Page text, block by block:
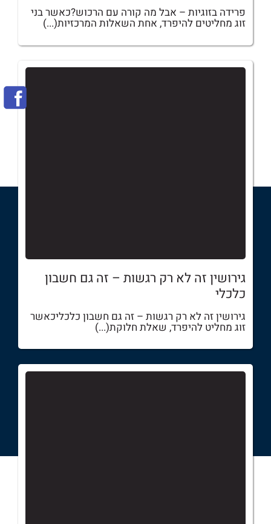
פרידה בזוגיות – אבל מה קורה עם הרכוש?כאשר בני
זוג מחליטים להיפרד, אחת השאלות המרכזיות(...)
גירושין זה לא רק רגשות – זה גם חשבון
כלכלי
גירושין זה לא רק רגשות – זה גם חשבון כלכליכאשר
זוג מחליט להיפרד, שאלת חלוקת(...)